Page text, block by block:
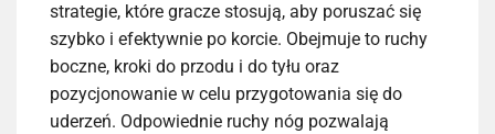
strategie, które gracze stosują, aby poruszać się
szybko i efektywnie po korcie. Obejmuje to ruchy
boczne, kroki do przodu i do tyłu oraz
pozycjonowanie w celu przygotowania się do
uderzeń. Odpowiednie ruchy nóg pozwalają